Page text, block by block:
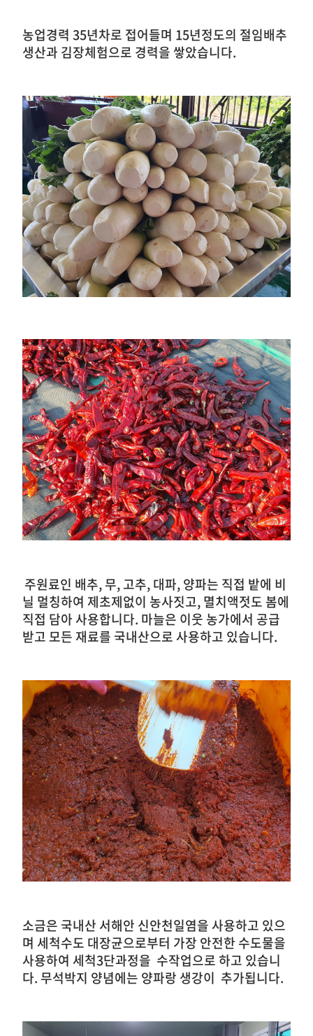
농업경력 35년차로 접어들며 15년정도의 절임배추
생산과 김장체험으로 경력을 쌓았습니다.
주원료인 배추, 무, 고추, 대파, 양파는 직접 밭에 비
닐 멀칭하여 제초제없이 농사짓고, 멸치액젓도 봄에
직접 담아 사용합니다. 마늘은 이웃 농가에서 공급
받고 모든 재료를 국내산으로 사용하고 있습니다.
소금은 국내산 서해안 신안천일염을 사용하고 있으
며 세척수도 대장균으로부터 가장 안전한 수도물을
사용하여 세척3단과정을 수작업으로 하고 있습니
다. 무석박지 양념에는 양파랑 생강이 추가됩니다.